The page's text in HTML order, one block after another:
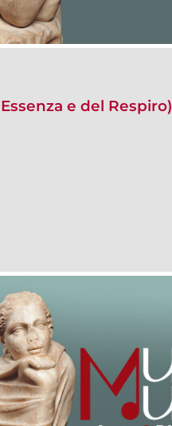
e del Respiro)